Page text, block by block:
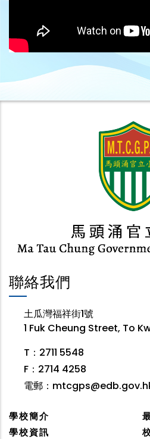
聯絡我們
土瓜灣福祥街1號
1 Fuk Cheung Street, To
T：2711 5548
F：2714 4258
電郵：
學校簡介
學校資訊